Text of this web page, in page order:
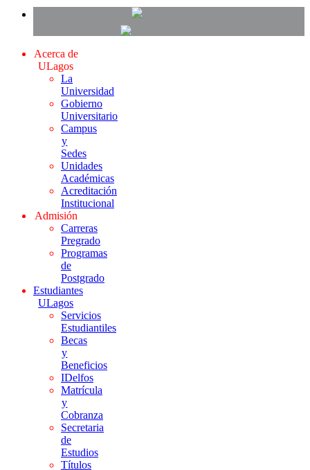
Acerca de
ULagos
La
Universidad
Gobierno
Universitario
Campus
y
Sedes
Unidades
Académicas
Acreditación
Institucional
Admisión
Carreras
Pregrado
Programas
de
Postgrado
Estudiantes
ULagos
Servicios
Estudiantiles
Becas
y
Beneficios
IDelfos
Matrícula
y
Cobranza
Secretaria
de
Estudios
Títulos